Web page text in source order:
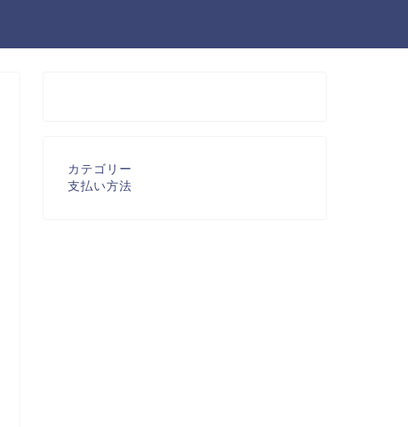
カテゴリー
支払い方法